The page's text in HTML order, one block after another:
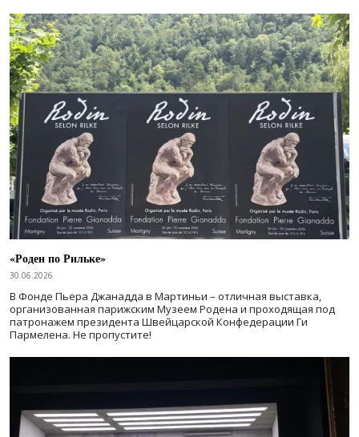
«Роден по Рильке»
30.06.2026
В Фонде Пьера Джанадда в Мартиньи – отличная выставка,
организованная парижским Музеем Родена и проходящая под
патронажем президента Швейцарской Конфедерации Ги
Пармелена. Не пропустите!